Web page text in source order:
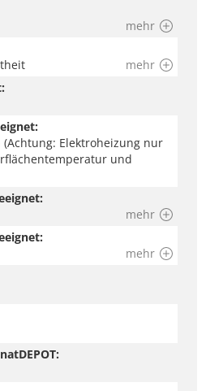
mehr
mehr
(Achtung: Elektroheizung nur
und
mehr
mehr